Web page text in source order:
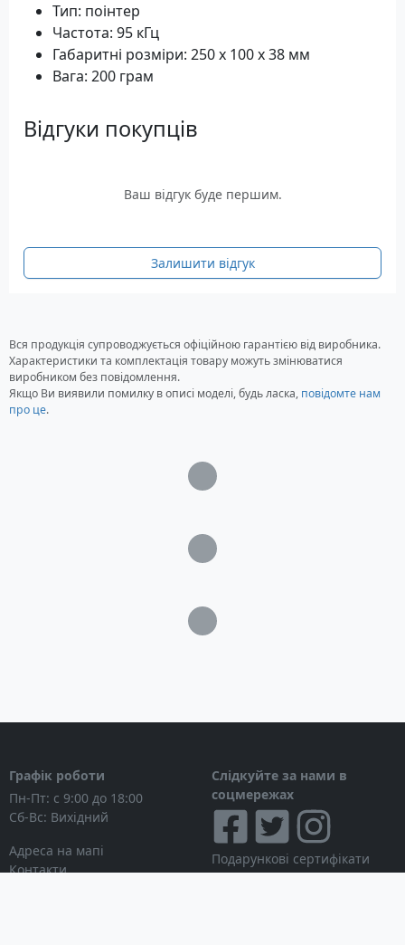
Тип: поінтер
Частота: 95 кГц
Габаритні розміри: 250 х 100 х 38 мм
Вага: 200 грам
Відгуки покупців
Ваш відгук буде першим.
Залишити відгук
Вся продукція супроводжується офіційною гарантією від виробника.
Характеристики та комплектація товару можуть змінюватися
виробником без повідомлення.
Якщо Ви виявили помилку в описі моделі, будь ласка, повідомте нам
про це.
Загрузка...
Загрузка...
Загрузка...
Графік роботи
Пн-Пт: с 9:00 до 18:00
Сб-Вс: Вихідний
Адреса на мапі
Контакти
Слідкуйте за нами в
соцмережах
Подарункові сертифікати
Дисконтні картки